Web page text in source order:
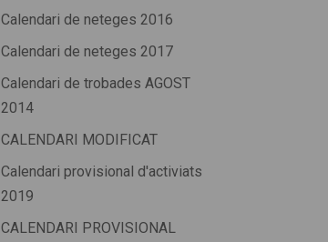
Calendari de neteges 2016
Calendari de neteges 2017
Calendari de trobades AGOST
2014
CALENDARI MODIFICAT
Calendari provisional d'activiats
2019
CALENDARI PROVISIONAL